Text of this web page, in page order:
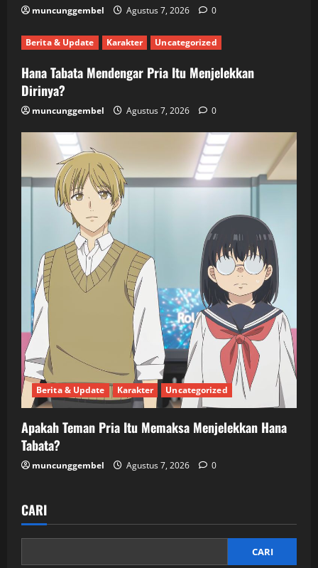
muncunggembel Agustus 7, 2026 0
Berita & Update Karakter Uncategorized
Hana Tabata Mendengar Pria Itu Menjelekkan
Dirinya?
muncunggembel Agustus 7, 2026 0
Berita & Update Karakter Uncategorized
Apakah Teman Pria Itu Memaksa Menjelekkan Hana
Tabata?
muncunggembel Agustus 7, 2026 0
CARI
CARI